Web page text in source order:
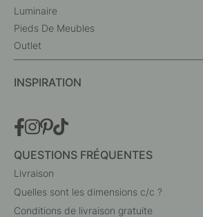
Luminaire
Pieds De Meubles
Outlet
INSPIRATION
QUESTIONS FRÉQUENTES
Livraison
Quelles sont les dimensions c/c ?
Conditions de livraison gratuite